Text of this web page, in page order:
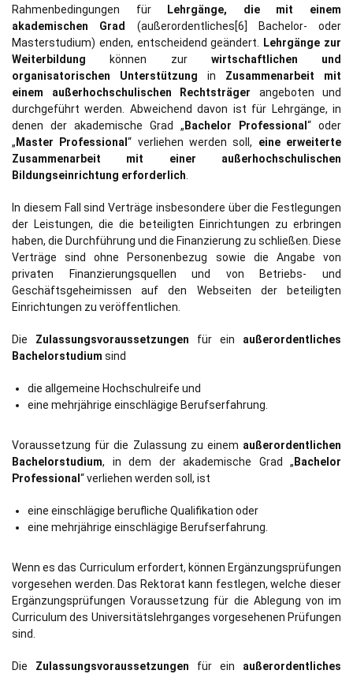
Rahmenbedingungen für
Lehrgänge, die mit einem
akademischen Grad (außerordentliches[6] Bachelor- oder
Masterstudium) enden, entscheidend geändert.
Lehrgänge zur
Weiterbildung können zur wirtschaftlichen und
organisatorischen Unterstützung in Zusammenarbeit mit
einem außerhochschulischen Rechtsträger angeboten und
durchgeführt werden. Abweichend davon ist für Lehrgänge, in
denen der akademische Grad „ Bachelor Professional “ oder
„ Master Professional“ verliehen werden soll, eine erweiterte
Zusammenarbeit mit einer außerhochschulischen
Bildungseinrichtung erforderlich
In diesem Fall sind Verträge insbesondere über die Festlegungen
der Leistungen, die die beteiligten Einrichtungen zu erbringen
haben, die Durchführung und die Finanzierung zu schließen. Diese
Verträge sind ohne Personenbezug sowie die Angabe von
privaten Finanzierungsquellen und von Betriebs- und
Geschäftsgeheimissen auf den Webseiten der beteiligten
Einrichtungen zu veröffentlichen.
Die Zulassungsvoraussetzungen für ein außerordentliches
Bachelorstudium sind
die allgemeine Hochschulreife und
eine mehrjährige einschlägige Berufserfahrung.
Voraussetzung für die Zulassung zu einem außerordentlichen
Bachelorstudium, in dem der akademische Grad „ Bachelor
Professional “ verliehen werden soll, ist
eine einschlägige berufliche Qualifikation oder
eine mehrjährige einschlägige Berufserfahrung.
Wenn es das Curriculum erfordert, können Ergänzungsprüfungen
vorgesehen werden. Das Rektorat kann festlegen, welche dieser
Ergänzungsprüfungen Voraussetzung für die Ablegung von im
Curriculum des Universitätslehrganges vorgesehenen Prüfungen
sind.
Die Zulassungsvoraussetzungen für ein außerordentliches